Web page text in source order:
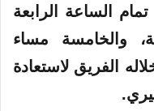
يناير، في تمام الساعة الرابعة
والخامسة مساء
الفريق لاستعادة